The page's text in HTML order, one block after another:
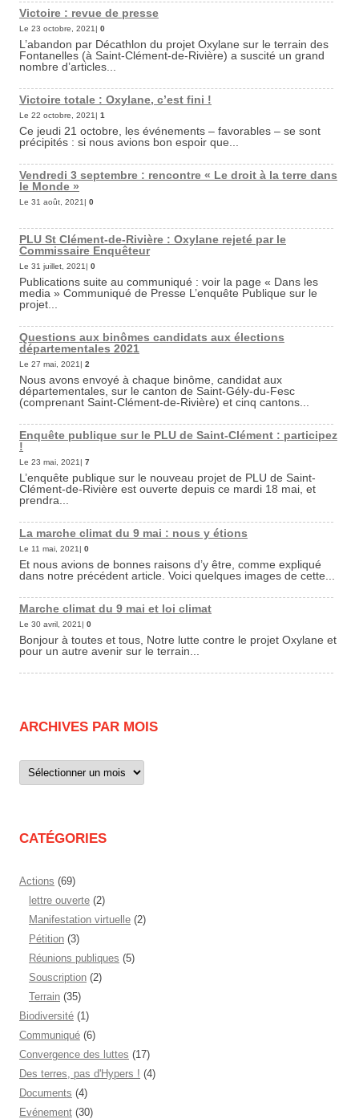
Victoire : revue de presse
Le 23 octobre, 2021| 0
L’abandon par Décathlon du projet Oxylane sur le terrain des
Fontanelles (à Saint-Clément-de-Rivière) a suscité un grand
nombre d’articles...
Victoire totale : Oxylane, c’est fini !
Le 22 octobre, 2021| 1
Ce jeudi 21 octobre, les événements – favorables – se sont
précipités : si nous avions bon espoir que...
Vendredi 3 septembre : rencontre « Le droit à la terre dans
le Monde »
Le 31 août, 2021| 0
PLU St Clément-de-Rivière : Oxylane rejeté par le
Commissaire Enquêteur
Le 31 juillet, 2021| 0
Publications suite au communiqué : voir la page « Dans les
media » Communiqué de Presse L’enquête Publique sur le
projet...
Questions aux binômes candidats aux élections
départementales 2021
Le 27 mai, 2021| 2
Nous avons envoyé à chaque binôme, candidat aux
départementales, sur le canton de Saint-Gély-du-Fesc
(comprenant Saint-Clément-de-Rivière) et cinq cantons...
Enquête publique sur le PLU de Saint-Clément : participez
!
Le 23 mai, 2021| 7
L’enquête publique sur le nouveau projet de PLU de Saint-
Clément-de-Rivière est ouverte depuis ce mardi 18 mai, et
prendra...
La marche climat du 9 mai : nous y étions
Le 11 mai, 2021| 0
Et nous avions de bonnes raisons d’y être, comme expliqué
dans notre précédent article. Voici quelques images de cette...
Marche climat du 9 mai et loi climat
Le 30 avril, 2021| 0
Bonjour à toutes et tous, Notre lutte contre le projet Oxylane et
pour un autre avenir sur le terrain...
ARCHIVES PAR MOIS
Archives
par
CATÉGORIES
Actions (69)
lettre ouverte (2)
Manifestation virtuelle (2)
Pétition (3)
Réunions publiques (5)
Souscription (2)
Terrain (35)
Biodiversité (1)
Communiqué (6)
Convergence des luttes (17)
Des terres, pas d'Hypers ! (4)
Documents (4)
Evénement (30)